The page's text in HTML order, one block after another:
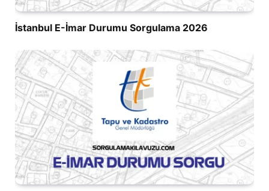
İstanbul E-İmar Durumu Sorgulama 2026